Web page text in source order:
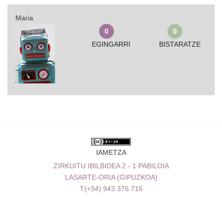
Maria
0
EGINGARRI
0
BISTARATZE
IAMETZA
ZIRKUITU IBILBIDEA 2 - 1.PABILOIA
LASARTE-ORIA (GIPUZKOA)
T(+34) 943 376 716